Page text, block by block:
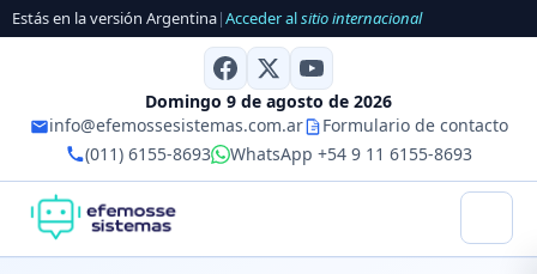
Estás en la versión Argentina|Acceder alsitio internacional
Domingo 9 de agosto de 2026
info@efemossesistemas.com.ar
Formulario de contacto
(011) 6155-8693
WhatsApp +54 9 11 6155-8693